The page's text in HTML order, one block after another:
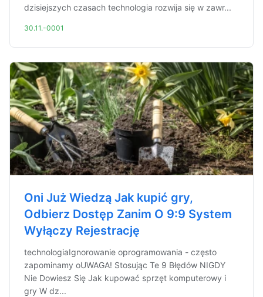
dzisiejszych czasach technologia rozwija się w zawr...
30.11.-0001
Oni Już Wiedzą Jak kupić gry,
Odbierz Dostęp Zanim O 9:9 System
Wyłączy Rejestrację
technologiaIgnorowanie oprogramowania - często
zapominamy oUWAGA! Stosując Te 9 Błędów NIGDY
Nie Dowiesz Się Jak kupować sprzęt komputerowy i
gry W dz...